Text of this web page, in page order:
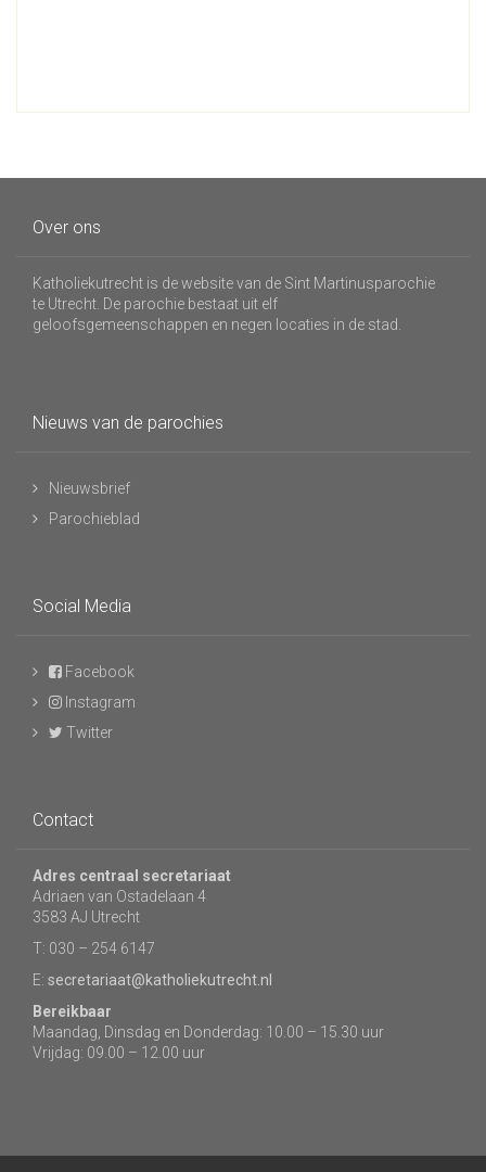
Over ons
Katholiekutrecht is de website van de Sint Martinusparochie
te Utrecht. De parochie bestaat uit elf
geloofsgemeenschappen en negen locaties in de stad.
Nieuws van de parochies
Nieuwsbrief
Parochieblad
Social Media
Facebook
Instagram
Twitter
Contact
Adres centraal secretariaat
Adriaen van Ostadelaan 4
3583 AJ Utrecht
T: 030 – 254 6147
E: secretariaat@katholiekutrecht.nl
Bereikbaar
Maandag, Dinsdag en Donderdag: 10.00 – 15.30 uur
Vrijdag: 09.00 – 12.00 uur